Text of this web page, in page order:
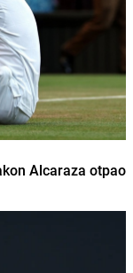
Alcaraza otpao